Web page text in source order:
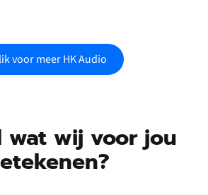
voor meer HK Audio
wat wij voor jou